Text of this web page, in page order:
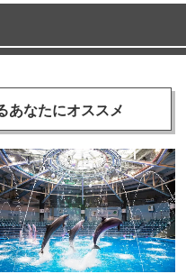
あなたにオススメ